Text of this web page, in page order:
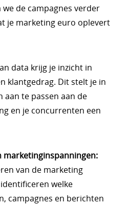
de campagnes verder
je marketing euro oplevert
data krijg je inzicht in
klantgedrag. Dit stelt je in
aan te passen aan de
en je concurrenten een
marketinginspanningen:
van de marketing
welke
campagnes en berichten